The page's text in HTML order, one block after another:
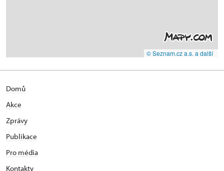
© Seznam.cz a.s. a další
Domů
Akce
Zprávy
Publikace
Pro média
Kontakty